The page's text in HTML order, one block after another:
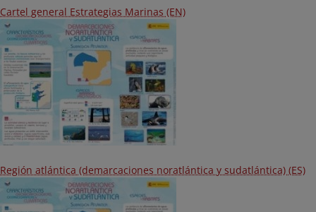
Cartel general Estrategias Marinas (EN)
Región atlántica (demarcaciones noratlántica y sudatlántica) (ES)